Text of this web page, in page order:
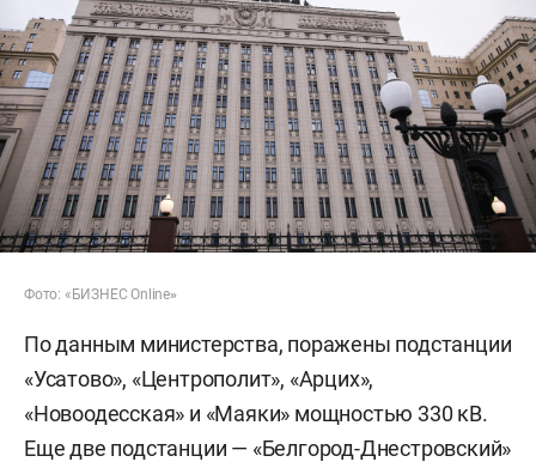
Фото: «БИЗНЕС Online»
По данным министерства, поражены подстанции
«Усатово», «Центрополит», «Арцих»,
«Новоодесская» и «Маяки» мощностью 330 кВ.
Еще две подстанции — «Белгород-Днестровский»